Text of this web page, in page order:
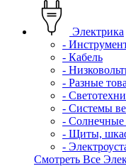
Электрика
-
- Кабель
-
- Разные
-
- Системы
- Солнечные
- Щиты,
-
Смотреть Все